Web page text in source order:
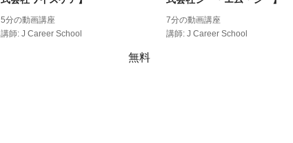
5分の動画講座
講師: J Career School
無料
7分の動画講座
講師: J Career School